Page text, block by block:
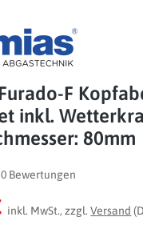
F
inkl.
80mm
Bewertung von 0
0 Bewertungen
inkl. MwSt., zzgl.Versand